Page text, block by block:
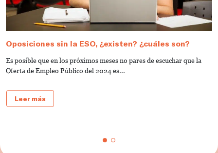
Oposiciones sin la ESO, ¿existen? ¿cuáles son?
Es posible que en los próximos meses no pares de escuchar que la
Oferta de Empleo Público del 2024 es...
Leer más